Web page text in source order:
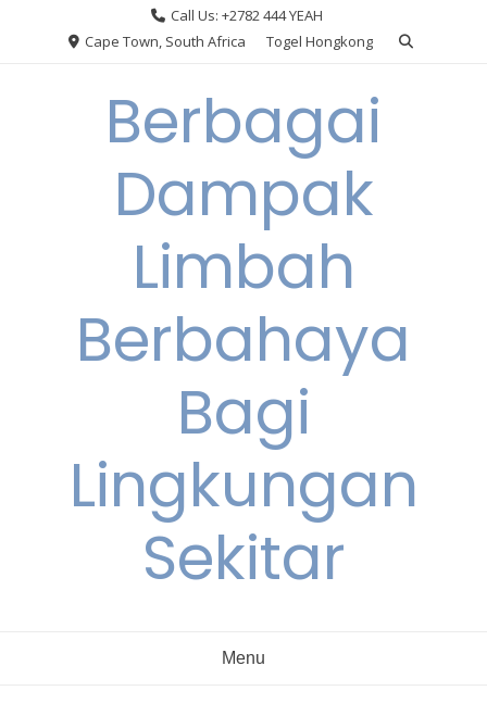
Call Us: +2782 444 YEAH
Cape Town, South Africa
Togel Hongkong
Berbagai
Dampak
Limbah
Berbahaya
Bagi
Lingkungan
Sekitar
Menu